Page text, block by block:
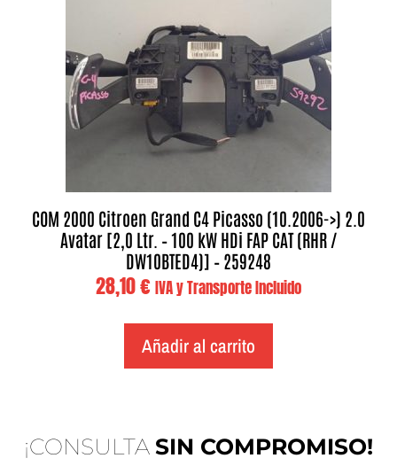
COM 2000 Citroen Grand C4 Picasso (10.2006->) 2.0
Avatar [2,0 Ltr. – 100 kW HDi FAP CAT (RHR /
DW10BTED4)] – 259248
28,10€ IVA y Transporte Incluido
Añadir al carrito
¡CONSULTA SIN COMPROMISO!